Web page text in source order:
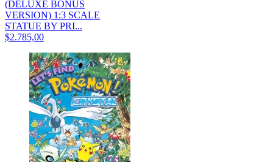
(DELUXE BONUS
VERSION) 1:3 SCALE
STATUE BY PRI...
$2.785,00